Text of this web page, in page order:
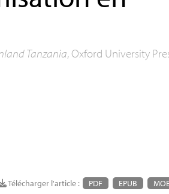
Tanzania, Oxford University
Télécharger l'article : PDF EPUB